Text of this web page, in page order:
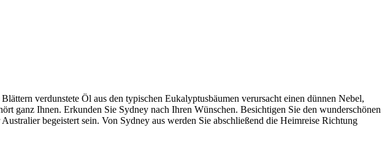
verdunstete Öl aus den typischen Eukalyptusbäumen verursacht einen dünnen Nebel,
ganz Ihnen. Erkunden Sie Sydney nach Ihren Wünschen. Besichtigen Sie den wunderschönen
begeistert sein. Von Sydney aus werden Sie abschließend die Heimreise Richtung